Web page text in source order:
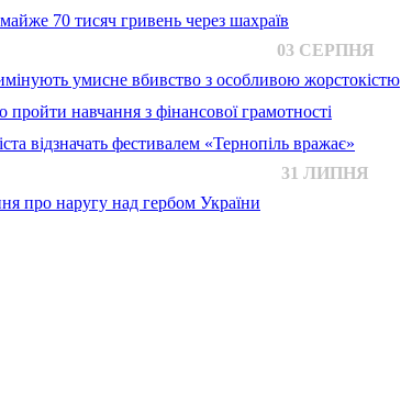
70 тисяч гривень через шахраїв
03 СЕРПНЯ
умисне вбивство з особливою жорстокістю
навчання з фінансової грамотності
відзначать фестивалем «Тернопіль вражає»
31 ЛИПНЯ
про наругу над гербом України